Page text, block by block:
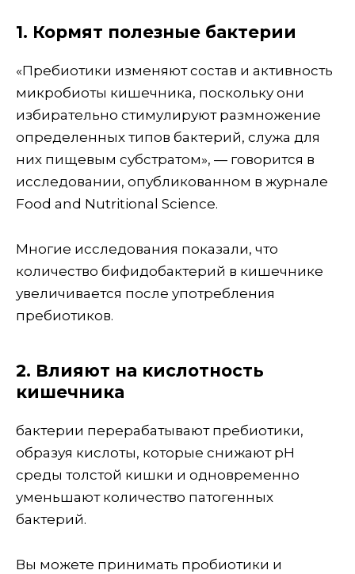
1. Кормят полезные бактерии
«Пребиотики изменяют состав и активность
микробиоты кишечника, поскольку они
избирательно стимулируют размножение
определенных типов бактерий, служа для
них пищевым субстратом», — говорится в
исследовании, опубликованном в журнале
Food and Nutritional Science.
Многие исследования показали, что
количество бифидобактерий в кишечнике
увеличивается после употребления
пребиотиков.
2. Влияют на кислотность
кишечника
бактерии перерабатывают пребиотики,
образуя кислоты, которые снижают pH
среды толстой кишки и одновременно
уменьшают количество патогенных
бактерий.
Вы можете принимать пробиотики и